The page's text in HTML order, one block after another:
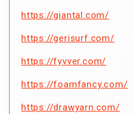
https://giantal.com/
https://gerisurf.com/
https://fyvver.com/
https://foamfancy.com/
https://drawyarn.com/